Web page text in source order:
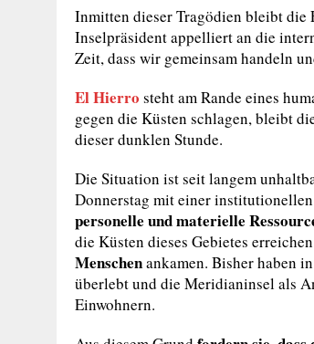
Inmitten dieser Tragödien bleibt die
Inselpräsident appelliert an die
Zeit, dass wir gemeinsam handeln
El Hierro steht am Rande eines
gegen die Küsten schlagen, bleibt
dieser dunklen Stunde.
Die Situation ist seit langem
Donnerstag mit einer
personelle und materielle
die Küsten dieses Gebietes
Menschenankamen. Bisher haben
überlebt und die Meridianinsel als
Einwohnern.